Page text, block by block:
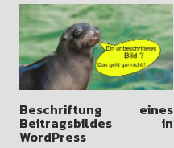
Beschriftung eines
Beitragsbildes in
WordPress